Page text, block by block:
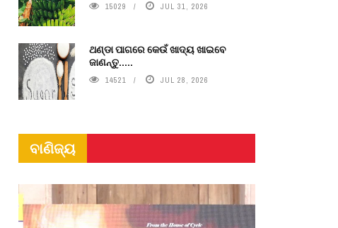
15029 JUL 31, 2026
ଥଣ୍ଡା ପାଗରେ କେଉଁ ଖାଦ୍ୟ ଖାଇବେ
ଜାଣନ୍ତୁ.....
14521 JUL 28, 2026
ବାଣିଜ୍ୟ